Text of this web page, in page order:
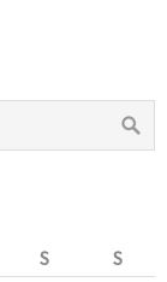
S
S